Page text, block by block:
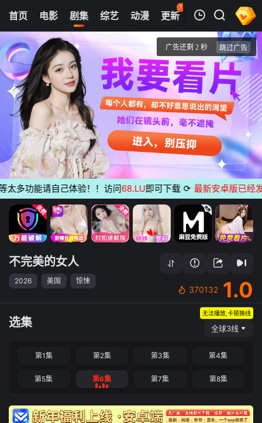
首页 电影 剧集 综艺 动漫 更新
116
热榜 APP
我的观影记录
第6集
不完美的女人
清空
能请自己体验！！访问 68.LU即可下载 ⟳ 最新安卓版已经发布
不完美的女人
2026 美国 惊悚
370132 1.0
选集
无法播放,卡顿换线
全球3线
第1集 第2集 第3集 第4集
第5集 第6集 第7集 第8集